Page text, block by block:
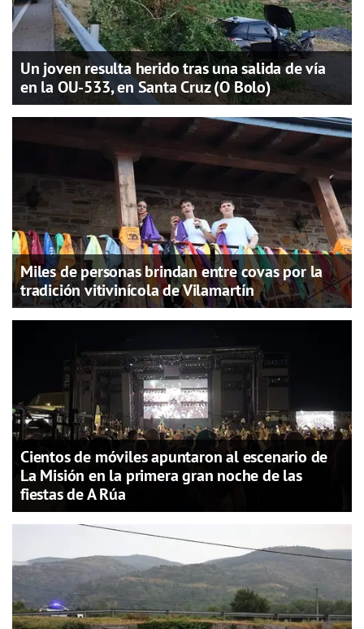
Un joven resulta herido tras una salida de vía
en la OU-533, en Santa Cruz (O Bolo)
Miles de personas brindan entre covas por la
tradición vitivinícola de Vilamartín
Cientos de móviles apuntaron al escenario de
La Misión en la primera gran noche de las
fiestas de A Rúa